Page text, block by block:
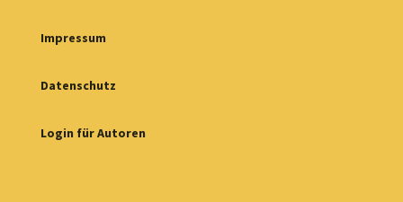
Impressum
Datenschutz
Login für Autoren